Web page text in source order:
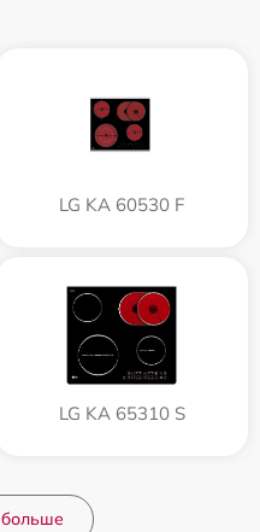
LG KA 60530 F
LG KA 65310 S